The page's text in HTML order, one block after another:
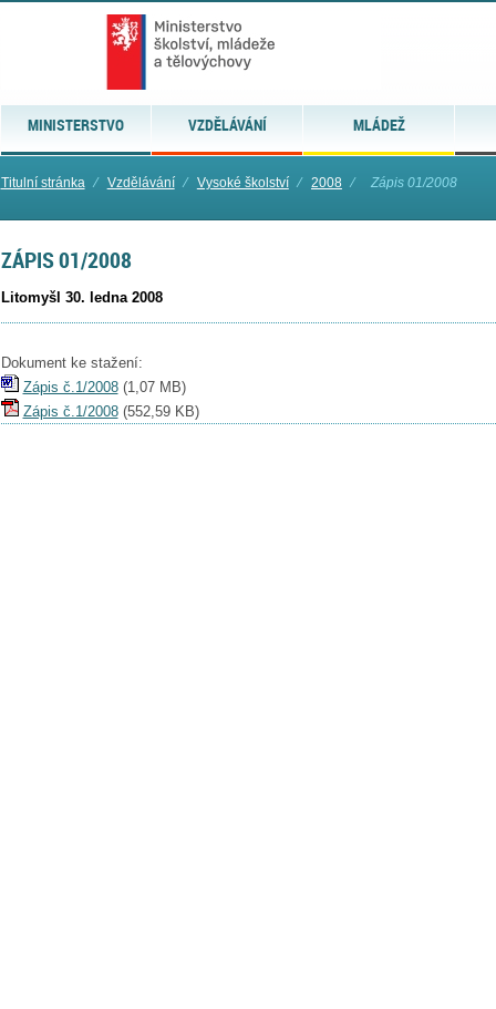
MINISTERSTVO VZDĚLÁVÁNÍ MLÁDEŽ
Titulní stránka ⁄ Vzdělávání ⁄ Vysoké školství ⁄ 2008 ⁄ Zápis 01/2008
ZÁPIS 01/2008
Litomyšl 30. ledna 2008
Dokument ke stažení:
Zápis č.1/2008(1,07 MB)
Zápis č.1/2008(552,59 KB)